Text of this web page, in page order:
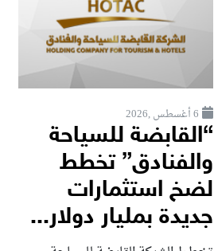
6 أغسطس ,2026
“القابضة للسياحة
والفنادق” تخطط
لضخ استثمارات
جديدة بمليار دولار...